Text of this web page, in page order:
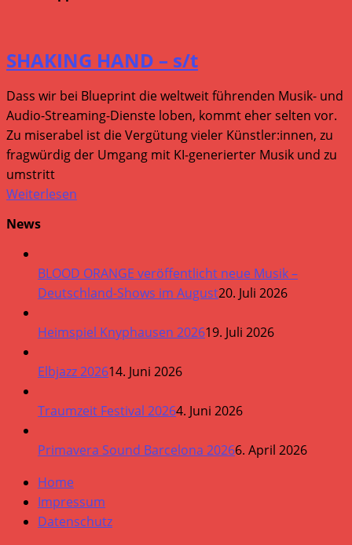
SHAKING HAND – s/t
Dass wir bei Blueprint die weltweit führenden Musik- und
Audio-Streaming-Dienste loben, kommt eher selten vor.
Zu miserabel ist die Vergütung vieler Künstler:innen, zu
fragwürdig der Umgang mit KI-generierter Musik und zu
umstritt
Weiterlesen
News
BLOOD ORANGE veröffentlicht neue Musik –
Deutschland-Shows im August20. Juli 2026
Heimspiel Knyphausen 202619. Juli 2026
Elbjazz 202614. Juni 2026
Traumzeit Festival 20264. Juni 2026
Primavera Sound Barcelona 20266. April 2026
Home
Impressum
Datenschutz